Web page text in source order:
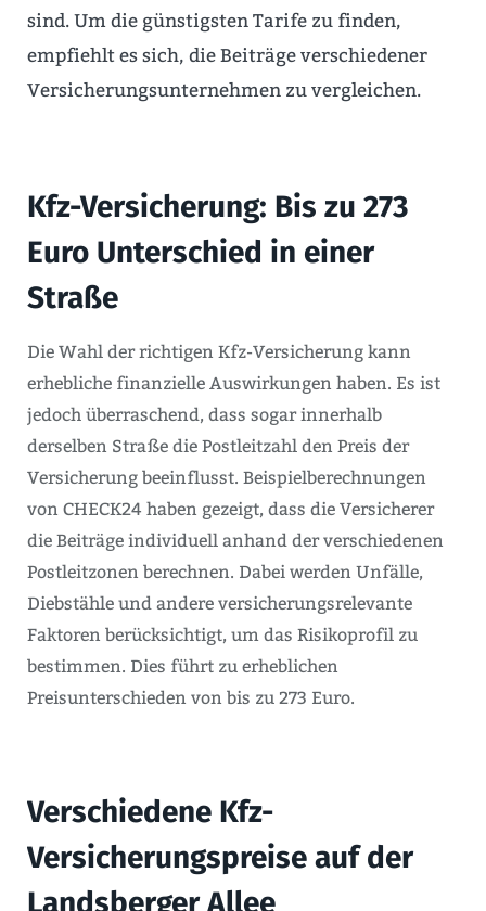
sind. Um die günstigsten Tarife zu finden,
empfiehlt es sich, die Beiträge verschiedener
Versicherungsunternehmen zu vergleichen.
Kfz-Versicherung: Bis zu 273
Euro Unterschied in einer
Straße
Die Wahl der richtigen Kfz-Versicherung kann
erhebliche finanzielle Auswirkungen haben. Es ist
jedoch überraschend, dass sogar innerhalb
derselben Straße die Postleitzahl den Preis der
Versicherung beeinflusst. Beispielberechnungen
von CHECK24 haben gezeigt, dass die Versicherer
die Beiträge individuell anhand der verschiedenen
Postleitzonen berechnen. Dabei werden Unfälle,
Diebstähle und andere versicherungsrelevante
Faktoren berücksichtigt, um das Risikoprofil zu
bestimmen. Dies führt zu erheblichen
Preisunterschieden von bis zu 273 Euro.
Verschiedene Kfz-
Versicherungspreise auf der
Landsberger Allee